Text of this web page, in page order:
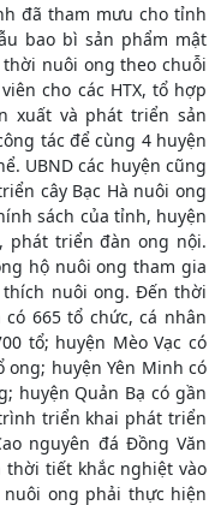
đã tham mưu cho tỉnh
bao bì sản phẩm mật
nuôi ong theo chuỗi
cho các HTX, tổ hợp
xuất và phát triển sản
tác để cùng 4 huyện
UBND các huyện cũng
cây Bạc Hà nuôi ong
sách của tỉnh, huyện
phát triển đàn ong nội.
hộ nuôi ong tham gia
nuôi ong. Đến thời
665 tổ chức, cá nhân
tổ; huyện Mèo Vạc có
ong; huyện Yên Minh có
huyện Quản Bạ có gần
triển khai phát triển
nguyên đá Đồng Văn
thời tiết khắc nghiệt vào
ong phải thực hiện